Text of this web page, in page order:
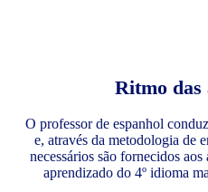
Ritmo das
O professor de espanhol
e, através da metodologia de
necessários são fornecidos
aprendizado do 4º idioma